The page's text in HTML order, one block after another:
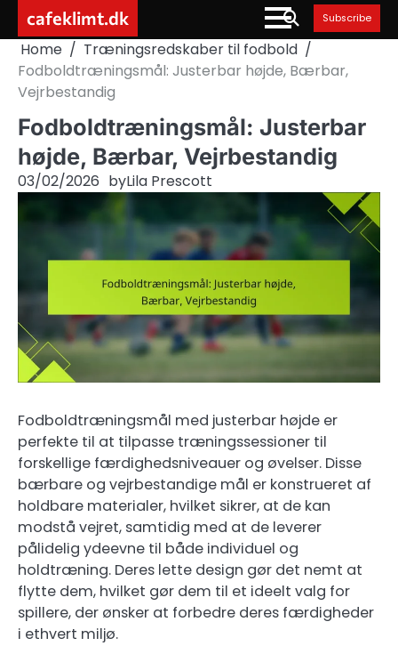
content
cafeklimt.dk Subscribe
Home
Træningsredskaber til fodbold
Fodboldtræningsmål: Justerbar højde, Bærbar,
Vejrbestandig
Fodboldtræningsmål: Justerbar
højde, Bærbar, Vejrbestandig
03/02/2026 byLila Prescott
Fodboldtræningsmål med justerbar højde er
perfekte til at tilpasse træningssessioner til
forskellige færdighedsniveauer og øvelser. Disse
bærbare og vejrbestandige mål er konstrueret af
holdbare materialer, hvilket sikrer, at de kan
modstå vejret, samtidig med at de leverer
pålidelig ydeevne til både individuel og
holdtræning. Deres lette design gør det nemt at
flytte dem, hvilket gør dem til et ideelt valg for
spillere, der ønsker at forbedre deres færdigheder
i ethvert miljø.